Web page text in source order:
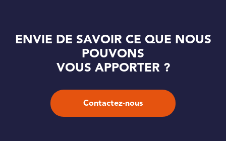
ENVIE DE SAVOIR CE QUE NOUS
POUVONS
VOUS APPORTER ?
Contactez-nous